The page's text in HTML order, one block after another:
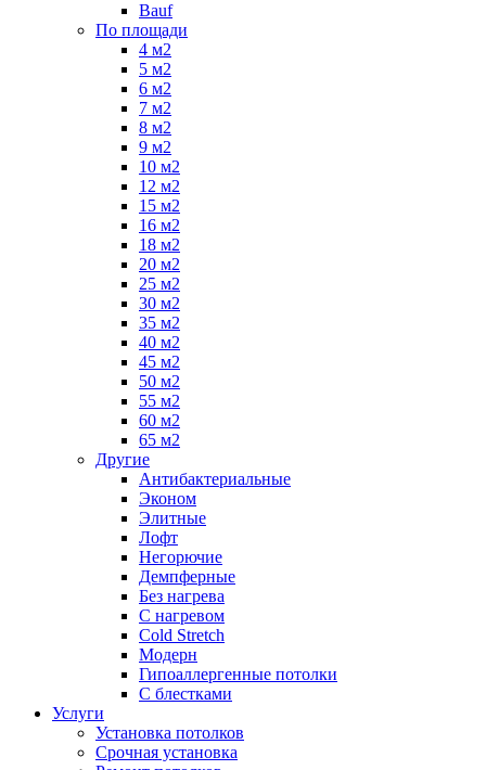
Bauf
По площади
4 м2
5 м2
6 м2
7 м2
8 м2
9 м2
10 м2
12 м2
15 м2
16 м2
18 м2
20 м2
25 м2
30 м2
35 м2
40 м2
45 м2
50 м2
55 м2
60 м2
65 м2
Другие
Антибактериальные
Эконом
Элитные
Лофт
Негорючие
Демпферные
Без нагрева
С нагревом
Cold Stretch
Модерн
Гипоаллергенные потолки
С блестками
Услуги
Установка потолков
Срочная установка